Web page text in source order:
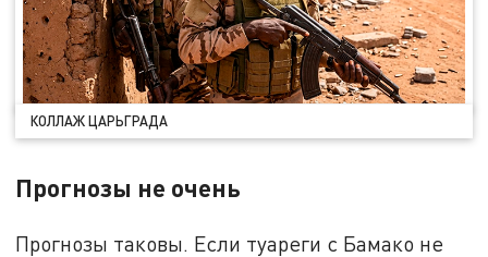
КОЛЛАЖ ЦАРЬГРАДА
Прогнозы не очень
Прогнозы таковы. Если туареги с Бамако не